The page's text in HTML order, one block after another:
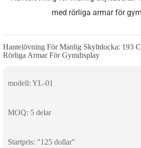
Hantelövning För Manlig Skyltdocka: 193
Rörliga Armar För Gymdisplay
modell: YL-01
MOQ: 5 delar
Startpris: "125 dollar"